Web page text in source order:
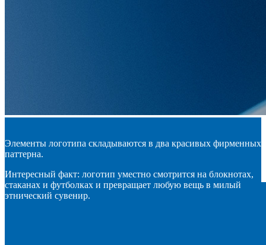
Элементы логотипа складываются в два красивых фирменных
паттерна.
Интересный факт: логотип уместно смотрится на блокнотах,
стаканах и футболках и превращает любую вещь в милый
этнический сувенир.